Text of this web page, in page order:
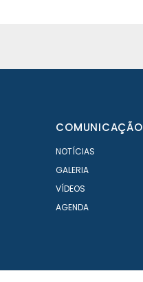
COMUNICAÇÃO
NOTÍCIAS
GALERIA
VÍDEOS
AGENDA